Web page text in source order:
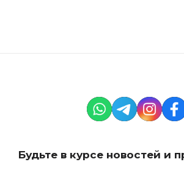
Будьте в курсе новостей и